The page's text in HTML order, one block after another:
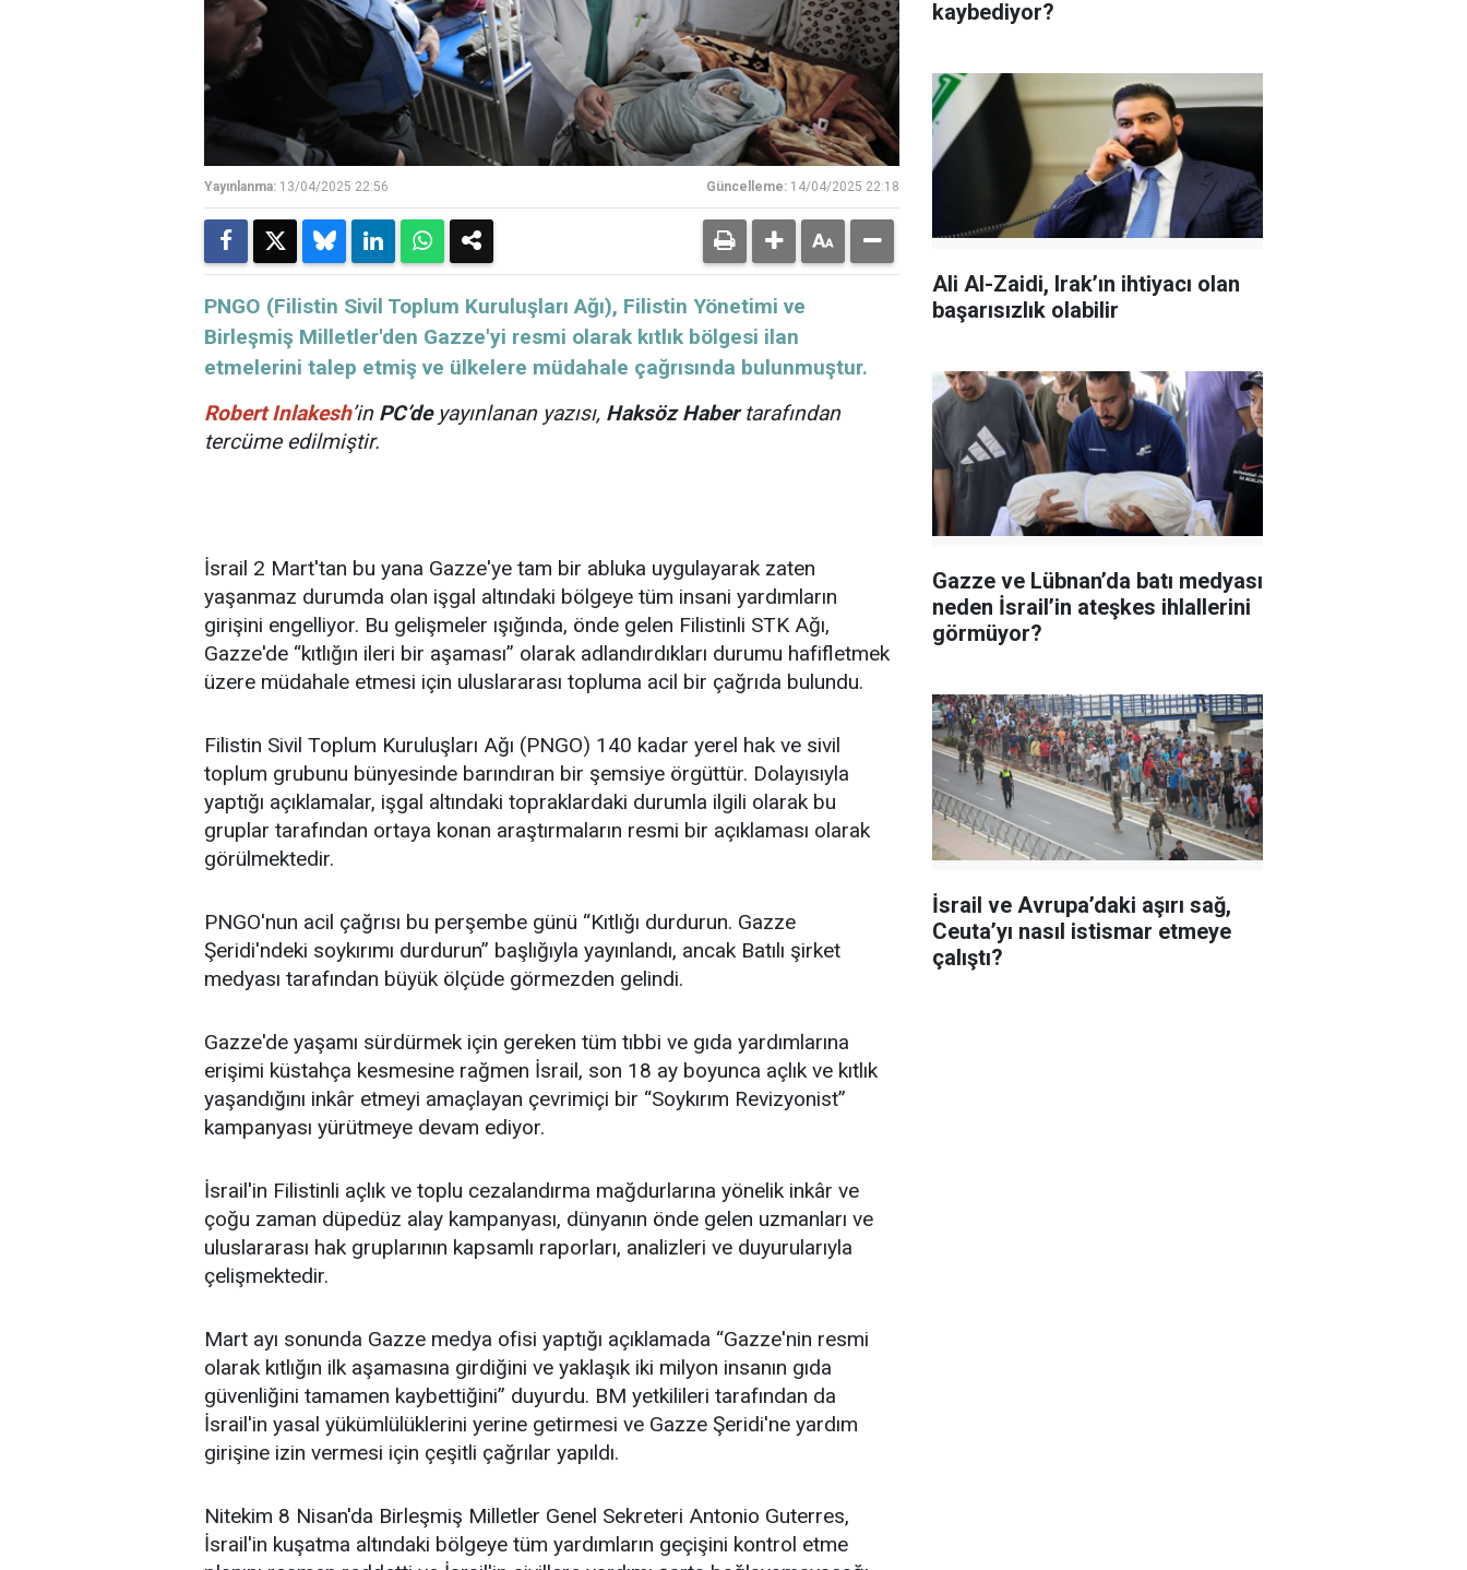
Yayınlanma: 13/04/2025 22:56 Güncelleme: 14/04/2025 22:18
PNGO (Filistin Sivil Toplum Kuruluşları Ağı), Filistin Yönetimi ve
Birleşmiş Milletler'den Gazze'yi resmi olarak kıtlık bölgesi ilan
etmelerini talep etmiş ve ülkelere müdahale çağrısında bulunmuştur.
Robert Inlakesh’in PC’deyayınlanan yazısı, Haksöz Habertarafından
tercüme edilmiştir.
İsrail 2 Mart'tan bu yana Gazze'ye tam bir abluka uygulayarak zaten
yaşanmaz durumda olan işgal altındaki bölgeye tüm insani yardımların
girişini engelliyor. Bu gelişmeler ışığında, önde gelen Filistinli STK Ağı,
Gazze'de “kıtlığın ileri bir aşaması” olarak adlandırdıkları durumu hafifletmek
üzere müdahale etmesi için uluslararası topluma acil bir çağrıda bulundu.
Filistin Sivil Toplum Kuruluşları Ağı (PNGO) 140 kadar yerel hak ve sivil
toplum grubunu bünyesinde barındıran bir şemsiye örgüttür. Dolayısıyla
yaptığı açıklamalar, işgal altındaki topraklardaki durumla ilgili olarak bu
gruplar tarafından ortaya konan araştırmaların resmi bir açıklaması olarak
görülmektedir.
PNGO'nun acil çağrısı bu perşembe günü “Kıtlığı durdurun. Gazze
Şeridi'ndeki soykırımı durdurun” başlığıyla yayınlandı, ancak Batılı şirket
medyası tarafından büyük ölçüde görmezden gelindi.
Gazze'de yaşamı sürdürmek için gereken tüm tıbbi ve gıda yardımlarına
erişimi küstahça kesmesine rağmen İsrail, son 18 ay boyunca açlık ve kıtlık
yaşandığını inkâr etmeyi amaçlayan çevrimiçi bir “Soykırım Revizyonist”
kampanyası yürütmeye devam ediyor.
İsrail'in Filistinli açlık ve toplu cezalandırma mağdurlarına yönelik inkâr ve
çoğu zaman düpedüz alay kampanyası, dünyanın önde gelen uzmanları ve
uluslararası hak gruplarının kapsamlı raporları, analizleri ve duyurularıyla
çelişmektedir.
Mart ayı sonunda Gazze medya ofisi yaptığı açıklamada “Gazze'nin resmi
olarak kıtlığın ilk aşamasına girdiğini ve yaklaşık iki milyon insanın gıda
güvenliğini tamamen kaybettiğini” duyurdu. BM yetkilileri tarafından da
İsrail'in yasal yükümlülüklerini yerine getirmesi ve Gazze Şeridi'ne yardım
girişine izin vermesi için çeşitli çağrılar yapıldı.
Nitekim 8 Nisan'da Birleşmiş Milletler Genel Sekreteri Antonio Guterres,
İsrail'in kuşatma altındaki bölgeye tüm yardımların geçişini kontrol etme
kaybediyor?
Ali Al-Zaidi, Irak’ın ihtiyacı olan
başarısızlık olabilir
Gazze ve Lübnan’da batı medyası
neden İsrail’in ateşkes ihlallerini
görmüyor?
İsrail ve Avrupa’daki aşırı sağ,
Ceuta’yı nasıl istismar etmeye
çalıştı?